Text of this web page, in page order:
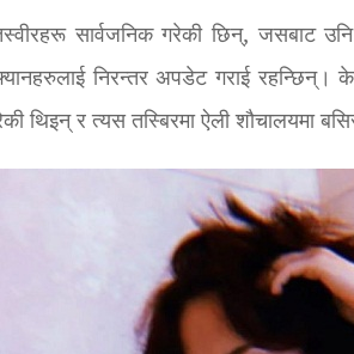
सार्वजनिक गरेकी छिन्, जसबाट
निरन्तर अपडेट गराई
थिइन् र त्यस तस्बिरमा ऐली शौचालयमा